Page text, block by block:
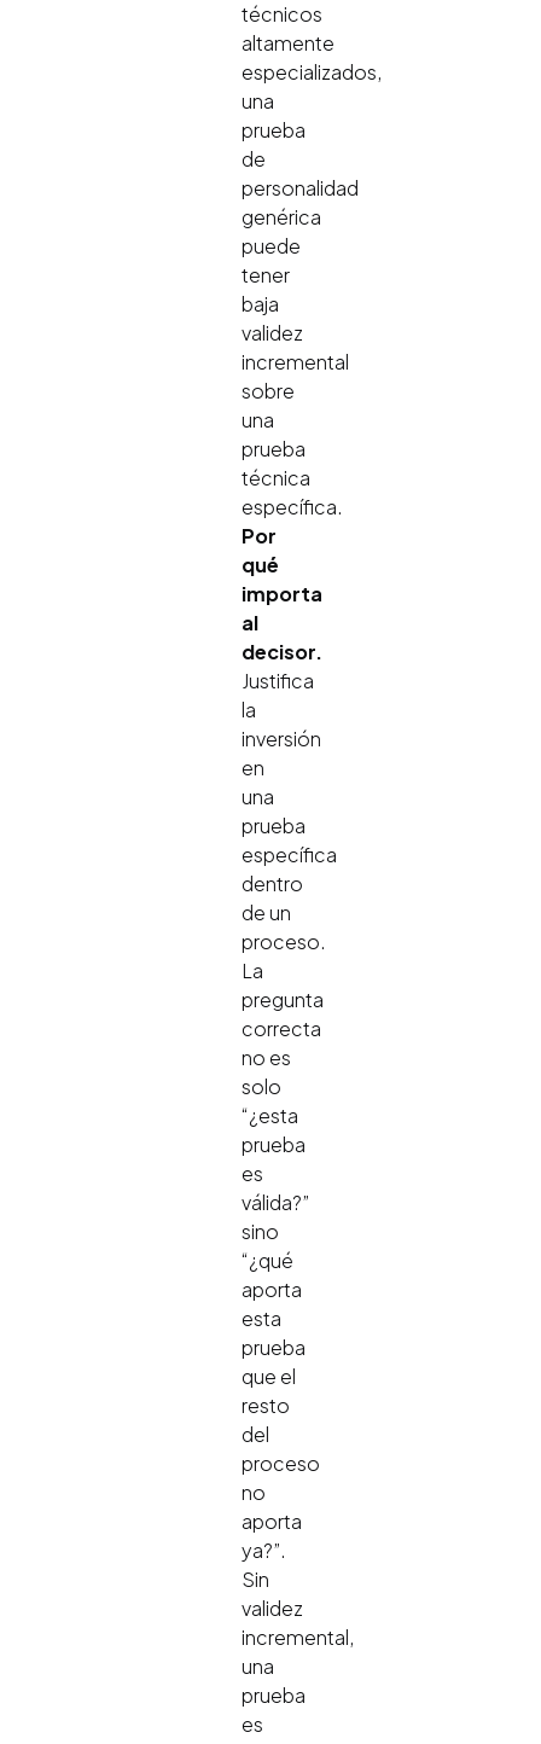
técnicos
altamente
especializados,
una
prueba
de
personalidad
genérica
puede
tener
baja
validez
incremental
sobre
una
prueba
técnica
específica.
Por
qué
importa
al
decisor.
Justifica
la
inversión
en
una
prueba
específica
dentro
de un
proceso.
La
pregunta
correcta
no es
solo
“¿esta
prueba
es
válida?”
sino
“¿qué
aporta
esta
prueba
que el
resto
del
proceso
no
aporta
ya?”.
Sin
validez
incremental,
una
prueba
es